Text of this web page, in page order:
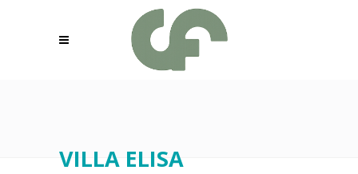
VILLA ELISA